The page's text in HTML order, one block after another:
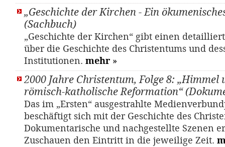
„Geschichte der Kirchen - Ein
(Sachbuch)
„Geschichte der Kirchen“ gibt einen
über die Geschichte des Christentums und
Institutionen. mehr »
2000 Jahre Christentum, Folge 8: „Himmel
römisch-katholische Reformation“
Das im „Ersten“ ausgestrahlte
beschäftigt sich mit der Geschichte des
Dokumentarische und nachgestellte Szenen
Zuschauen den Eintritt in die jeweilige Zeit.